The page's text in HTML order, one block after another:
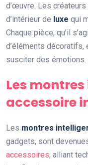
d’œuvre. Les
d’intérieur de luxe qui
Chaque pièce, qu’il
d’éléments
susciter des émotions.
Les
accessoire
Les montres
gadgets, sont
accessoires, alliant